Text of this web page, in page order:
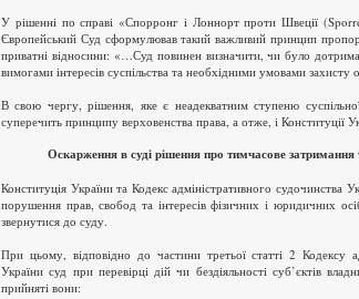
У рішенні по справі «Спорронг і Лоннорт проти Швеції
Європейський Суд сформулював такий важливий принцип
приватні відносини: «…Суд повинен визначити, чи було
вимогами інтересів суспільства та необхідними умовами
В свою чергу, рішення, яке є неадекватним ступеню
суперечить принципу верховенства права, а отже, і Конституції
Оскарження в суді рішення про тимчасове затримання
Конституція України та Кодекс адміністративного судочинства
порушення прав, свобод та інтересів фізичних і юридичних
звернутися до суду.
При цьому, відповідно до частини третьої статті 2 Кодексу
України суд при перевірці дій чи бездіяльності суб’єктів
прийняті вони: